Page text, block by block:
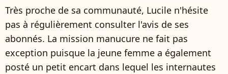
Très proche de sa communauté, Lucile n'hésite
pas à régulièrement consulter l'avis de ses
abonnés. La mission manucure ne fait pas
exception puisque la jeune femme a également
posté un petit encart dans lequel les internautes